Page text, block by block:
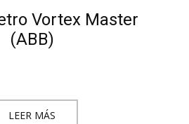
Vortex Master
(ABB)
LEER MÁS